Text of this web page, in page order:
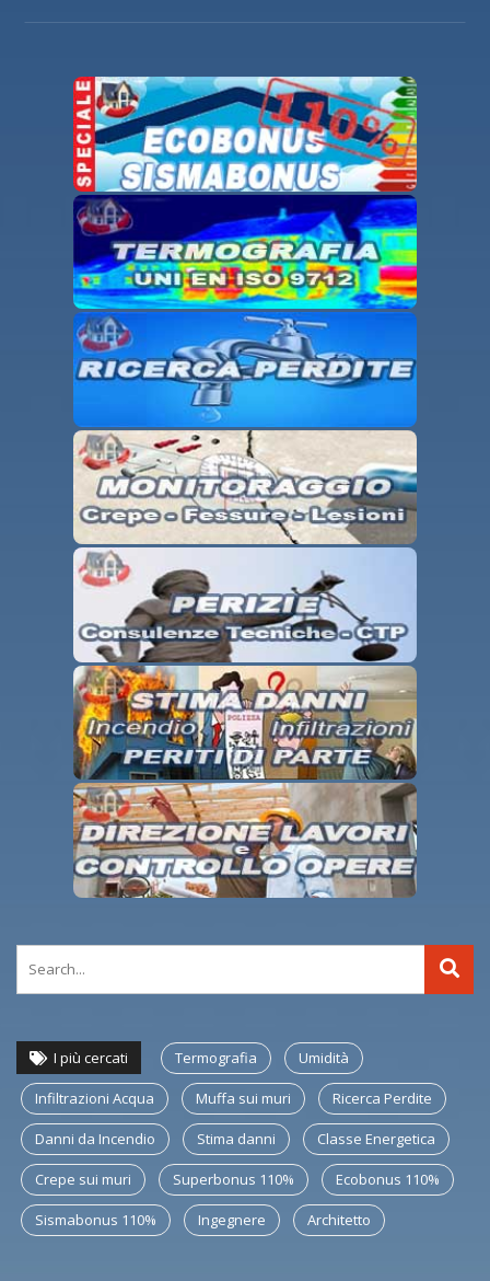
I più cercati Termografia Umidità
Infiltrazioni Acqua Muffa sui muri Ricerca Perdite
Danni da Incendio Stima danni Classe Energetica
Crepe sui muri Superbonus 110% Ecobonus 110%
Sismabonus 110% Ingegnere Architetto